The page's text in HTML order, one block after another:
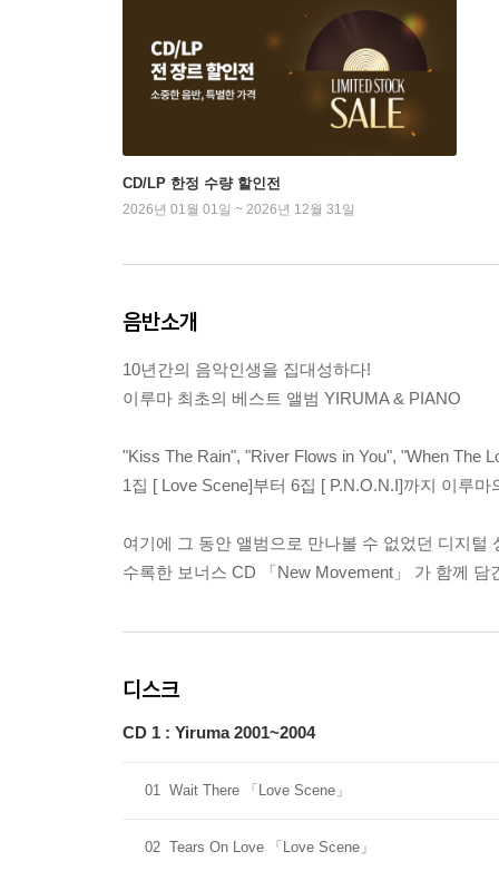
CD/LP 한정 수량 할인전
2026년 01월 01일 ~ 2026년 12월 31일
음반소개
10년간의 음악인생을 집대성하다!
이루마 최초의 베스트 앨범 YIRUMA & PIANO
"Kiss The Rain", "River Flows in You", "When The
1집 [ Love Scene]부터 6집 [ P.N.O.N.I]까지 이루
여기에 그 동안 앨범으로 만나볼 수 없었던 디지털
수록한 보너스 CD 「New Movement」 가 함께
디스크
CD 1 : Yiruma 2001~2004
01 Wait There 「Love Scene」
02 Tears On Love 「Love Scene」